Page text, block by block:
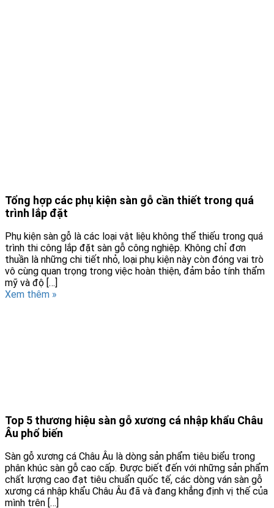
Tổng hợp các phụ kiện sàn gỗ cần thiết trong quá
trình lắp đặt
Phụ kiện sàn gỗ là các loại vật liệu không thể thiếu trong quá
trình thi công lắp đặt sàn gỗ công nghiệp. Không chỉ đơn
thuần là những chi tiết nhỏ, loại phụ kiện này còn đóng vai trò
vô cùng quan trọng trong việc hoàn thiện, đảm bảo tính thẩm
mỹ và độ […]
Xem thêm »
Top 5 thương hiệu sàn gỗ xương cá nhập khẩu Châu
Âu phổ biến
Sàn gỗ xương cá Châu Âu là dòng sản phẩm tiêu biểu trong
phân khúc sàn gỗ cao cấp. Được biết đến với những sản phẩm
chất lượng cao đạt tiêu chuẩn quốc tế, các dòng ván sàn gỗ
xương cá nhập khẩu Châu Âu đã và đang khẳng định vị thế của
mình trên […]